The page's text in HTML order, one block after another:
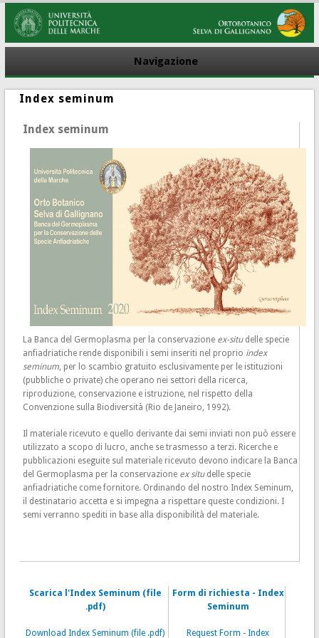
Navigazione
Index seminum
Index seminum
La Banca del Germoplasma per la conservazione ex-situdelle specie
anfiadriatiche rende disponibili i semi inseriti nel proprio index
seminum, per lo scambio gratuito esclusivamente per le istituzioni
(pubbliche o private) che operano nei settori della ricerca,
riproduzione, conservazione e istruzione, nel rispetto della
Convenzione sulla Biodiversità (Rio de Janeiro, 1992).
Il materiale ricevuto e quello derivante dai semi inviati non può essere
utilizzato a scopo di lucro, anche se trasmesso a terzi. Ricerche e
pubblicazioni eseguite sul materiale ricevuto devono indicare la Banca
del Germoplasma per la conservazione ex situdelle specie
anfiadriatiche come fornitore. Ordinando del nostro Index Seminum,
il destinatario accetta e si impegna a rispettare queste condizioni. I
semi verranno spediti in base alla disponibilità del materiale.
Scarica l'Index Seminum (file
.pdf)
Download Index Seminum (file .pdf)
Form di richiesta - Index
Seminum
Request Form - Index